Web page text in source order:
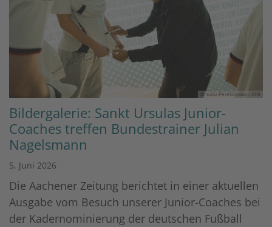
© Yuliia Perekopaiko / DFB
Bildergalerie: Sankt Ursulas Junior-
Coaches treffen Bundestrainer Julian
Nagelsmann
5. Juni 2026
Die Aachener Zeitung berichtet in einer aktuellen
Ausgabe vom Besuch unserer Junior-Coaches bei
der Kadernominierung der deutschen Fußball